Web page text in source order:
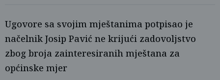
Ugovore sa svojim mještanima potpisao je
načelnik Josip Pavić ne krijući zadovoljstvo
zbog broja zainteresiranih mještana za
općinske mjer